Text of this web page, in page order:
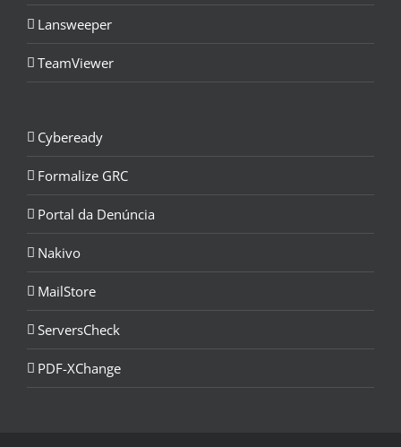
Lansweeper
TeamViewer
Cybeready
Formalize GRC
Portal da Denúncia
Nakivo
MailStore
ServersCheck
PDF-XChange